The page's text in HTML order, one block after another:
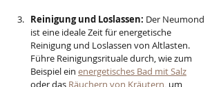
Reinigung und Loslassen: Der Neumond
ist eine ideale Zeit für energetische
Reinigung und Loslassen von Altlasten.
Führe Reinigungsrituale durch, wie zum
Beispiel ein energetisches Bad mit Salz
oder das Räuchern von Kräutern, um